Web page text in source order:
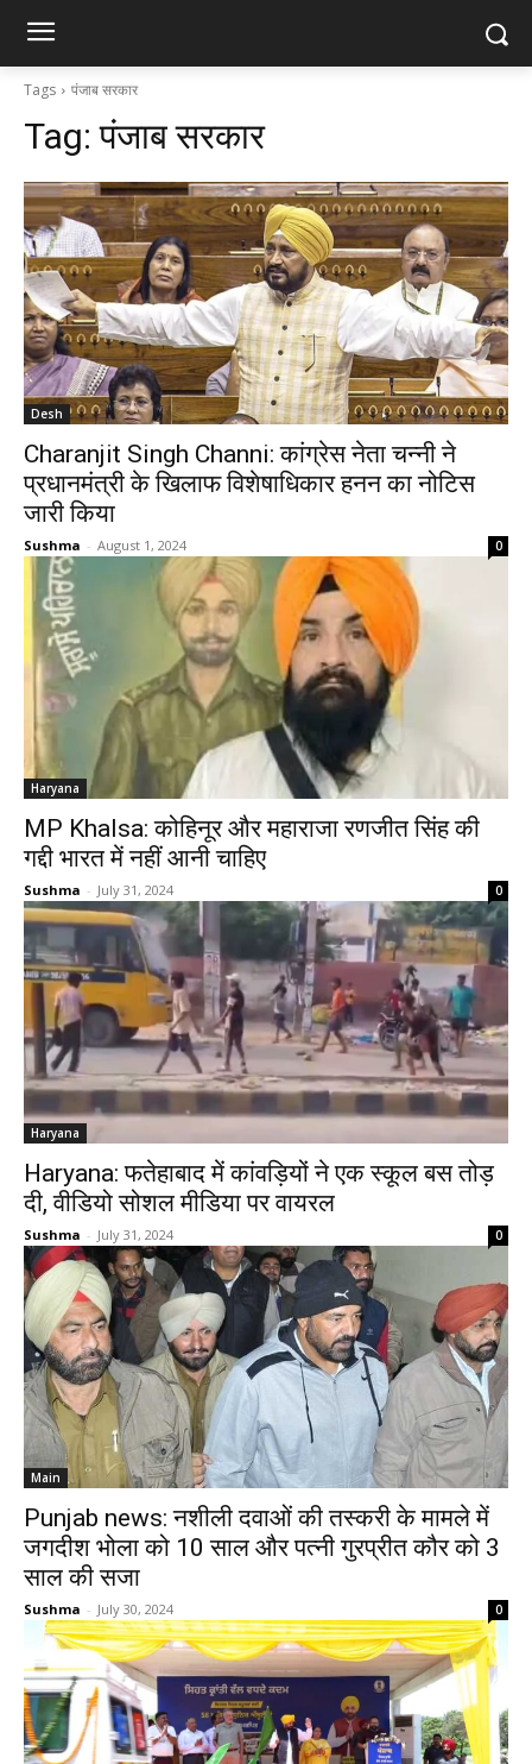
Tags पंजाब सरकार
Tag:पंजाब सरकार
Desh
Charanjit Singh Channi: कांग्रेस नेता चन्नी ने
प्रधानमंत्री के खिलाफ विशेषाधिकार हनन का नोटिस
जारी किया
Sushma - August 1, 2024 0
Haryana
MP Khalsa: कोहिनूर और महाराजा रणजीत सिंह की
गद्दी भारत में नहीं आनी चाहिए
Sushma - July 31, 2024 0
Haryana
Haryana: फतेहाबाद में कांवड़ियों ने एक स्कूल बस तोड़
दी, वीडियो सोशल मीडिया पर वायरल
Sushma - July 31, 2024 0
Main
Punjab news: नशीली दवाओं की तस्करी के मामले में
जगदीश भोला को 10 साल और पत्नी गुरप्रीत कौर को 3
साल की सजा
Sushma - July 30, 2024 0